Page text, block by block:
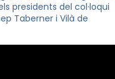
presidents del col·loqui
Taberner i Vilà de